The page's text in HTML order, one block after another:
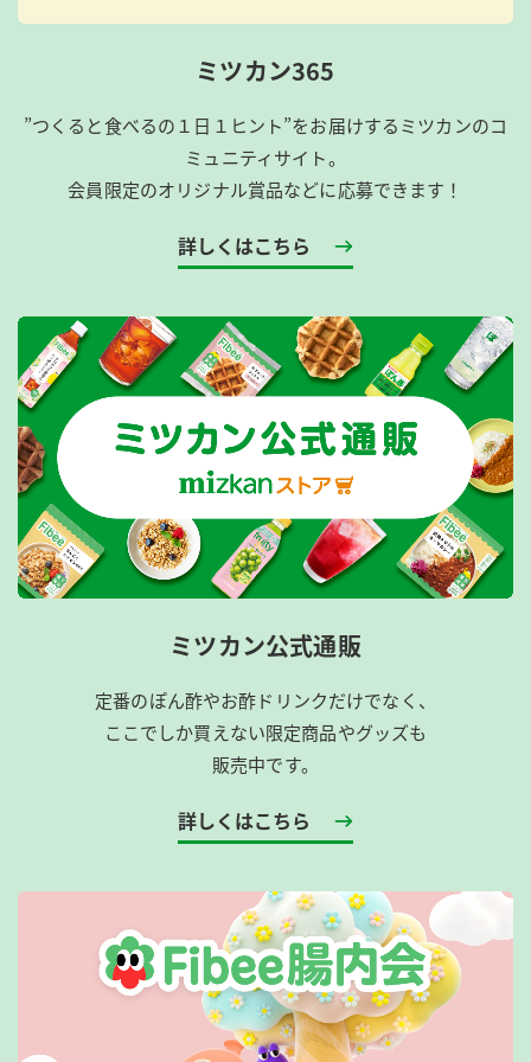
ミツカン365
”つくると食べるの１日１ヒント”をお届けするミツカンのコ
ミュニティサイト。
会員限定のオリジナル賞品などに応募できます！
詳しくはこちら
ミツカン公式通販
定番のぽん酢やお酢ドリンクだけでなく、
ここでしか買えない限定商品やグッズも
販売中です。
詳しくはこちら